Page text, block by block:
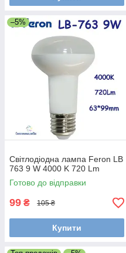
–5%
Світлодіодна лампа Feron LB
763 9 W 4000 K 720 Lm
Готово до відправки
99 ₴ 105 ₴
Купити